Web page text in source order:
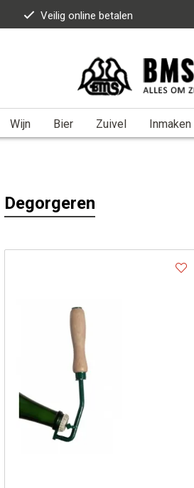
Veilig online betalen
Wijn Bier Zuivel Inmaken
Degorgeren